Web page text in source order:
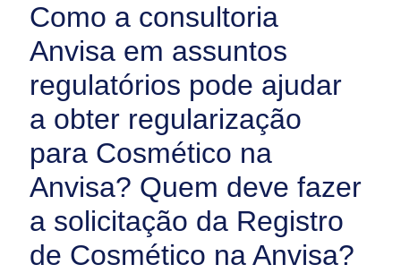
Como a consultoria
Anvisa em assuntos
regulatórios pode ajudar
a obter regularização
para Cosmético na
Anvisa? Quem deve fazer
a solicitação da Registro
de Cosmético na Anvisa?